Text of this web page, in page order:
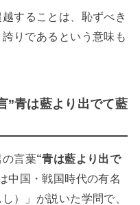
することは、恥ずべき
りであるという意味も
”青は藍より出でて藍
の言葉“青は藍より出で
中国・戦国時代の有名
）」が説いた学問で、